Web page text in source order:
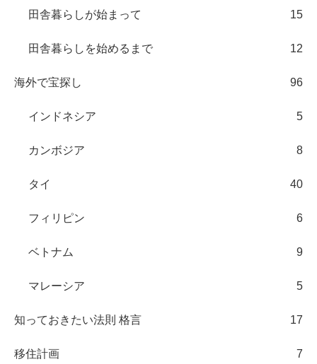
田舎暮らしが始まって 15
田舎暮らしを始めるまで 12
海外で宝探し 96
インドネシア 5
カンボジア 8
タイ 40
フィリピン 6
ベトナム 9
マレーシア 5
知っておきたい法則 格言 17
移住計画 7